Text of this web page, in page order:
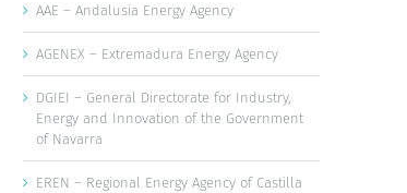
El AMB aprueba medidas para
fomentar las energías renovables,
la disponibilidad de agua y la
infraestructura verde
23 de julio, 2026
Valencia
ola de
AAE – Andalusia Energy Agency
AGENEX – Extremadura Energy Agency
DGIEI – General Directorate for Industry,
Energy and Innovation of the Government
of Navarra
EREN – Regional Energy Agency of Castilla